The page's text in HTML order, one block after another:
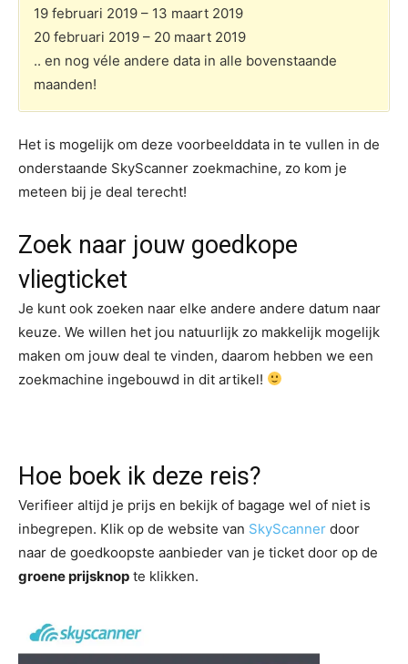
19 februari 2019 – 13 maart 2019
20 februari 2019 – 20 maart 2019
.. en nog véle andere data in alle bovenstaande
maanden!
Het is mogelijk om deze voorbeelddata in te vullen in de
onderstaande SkyScanner zoekmachine, zo kom je
meteen bij je deal terecht!
Zoek naar jouw goedkope
vliegticket
Je kunt ook zoeken naar elke andere andere datum naar
keuze. We willen het jou natuurlijk zo makkelijk mogelijk
maken om jouw deal te vinden, daarom hebben we een
zoekmachine ingebouwd in dit artikel!
Hoe boek ik deze reis?
Verifieer altijd je prijs en bekijk of bagage wel of niet is
inbegrepen. Klik op de website van SkyScanner door
naar de goedkoopste aanbieder van je ticket door op de
groene prijsknop te klikken.